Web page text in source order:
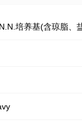
培养基(含琼脂